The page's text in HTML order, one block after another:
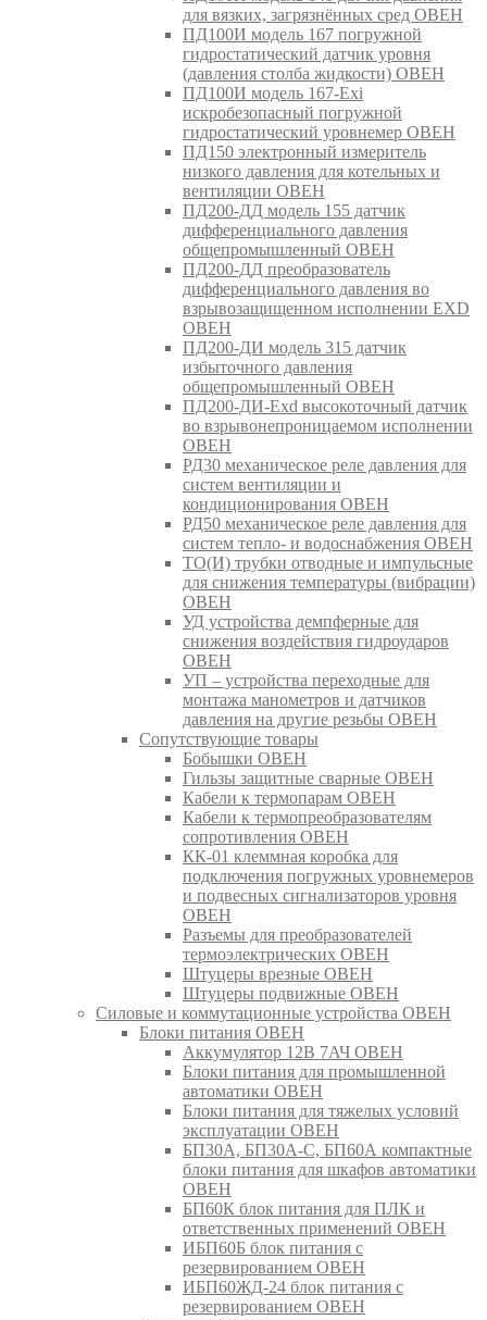
для вязких, загрязнённых сред ОВЕН
ПД100И модель 167 погружной
гидростатический датчик уровня
(давления столба жидкости) ОВЕН
ПД100И модель 167-Exi
искробезопасный погружной
гидростатический уровнемер ОВЕН
ПД150 электронный измеритель
низкого давления для котельных и
вентиляции ОВЕН
ПД200-ДД модель 155 датчик
дифференциального давления
общепромышленный ОВЕН
ПД200-ДД преобразователь
дифференциального давления во
взрывозащищенном исполнении EXD
ОВЕН
ПД200-ДИ модель 315 датчик
избыточного давления
общепромышленный ОВЕН
ПД200-ДИ-Exd высокоточный датчик
во взрывонепроницаемом исполнении
ОВЕН
РД30 механическое реле давления для
систем вентиляции и
кондиционирования ОВЕН
РД50 механическое реле давления для
систем тепло- и водоснабжения ОВЕН
ТО(И) трубки отводные и импульсные
для снижения температуры (вибрации)
ОВЕН
УД устройства демпферные для
снижения воздействия гидроударов
ОВЕН
УП – устройства переходные для
монтажа манометров и датчиков
давления на другие резьбы ОВЕН
Сопутствующие товары
Бобышки ОВЕН
Гильзы защитные сварные ОВЕН
Кабели к термопарам ОВЕН
Кабели к термопреобразователям
сопротивления ОВЕН
КК-01 клеммная коробка для
подключения погружных уровнемеров
и подвесных сигнализаторов уровня
ОВЕН
Разъемы для преобразователей
термоэлектрических ОВЕН
Штуцеры врезные ОВЕН
Штуцеры подвижные ОВЕН
Силовые и коммутационные устройства ОВЕН
Блоки питания ОВЕН
Аккумулятор 12В 7АЧ ОВЕН
Блоки питания для промышленной
автоматики ОВЕН
Блоки питания для тяжелых условий
эксплуатации ОВЕН
БП30А, БП30А-С, БП60А компактные
блоки питания для шкафов автоматики
ОВЕН
БП60К блок питания для ПЛК и
ответственных применений ОВЕН
ИБП60Б блок питания с
резервированием ОВЕН
ИБП60ЖД-24 блок питания с
резервированием ОВЕН